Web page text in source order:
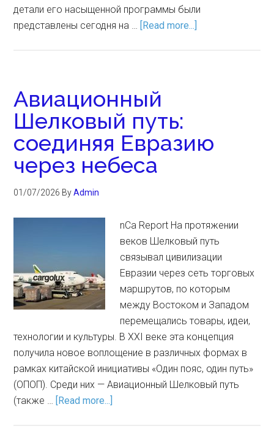
детали его насыщенной программы были
представлены сегодня на … [Read more...]
Авиационный
Шелковый путь:
соединяя Евразию
через небеса
01/07/2026 ByAdmin
nCa Report На протяжении
веков Шелковый путь
связывал цивилизации
Евразии через сеть торговых
маршрутов, по которым
между Востоком и Западом
перемещались товары, идеи,
технологии и культуры. В XXI веке эта концепция
получила новое воплощение в различных формах в
рамках китайской инициативы «Один пояс, один путь»
(ОПОП). Среди них — Авиационный Шелковый путь
(также … [Read more...]